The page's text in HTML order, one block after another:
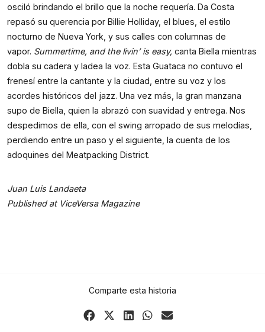
osciló brindando el brillo que la noche requería. Da Costa
repasó su querencia por Billie Holliday, el blues, el estilo
nocturno de Nueva York, y sus calles con columnas de
vapor. Summertime, and the livin’ is easy, canta Biella mientras
dobla su cadera y ladea la voz. Esta Guataca no contuvo el
frenesí entre la cantante y la ciudad, entre su voz y los
acordes históricos del jazz. Una vez más, la gran manzana
supo de Biella, quien la abrazó con suavidad y entrega. Nos
despedimos de ella, con el swing arropado de sus melodías,
perdiendo entre un paso y el siguiente, la cuenta de los
adoquines del Meatpacking District.
Juan Luis Landaeta
Published at ViceVersa Magazine
Comparte esta historia
Share Share ShareShareShare